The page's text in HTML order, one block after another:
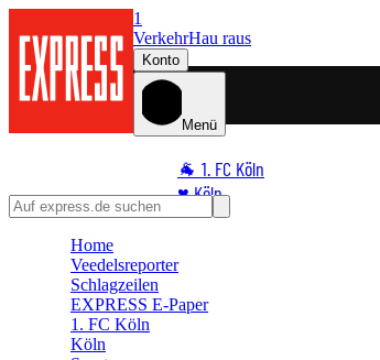
1
VerkehrHau raus
Konto
Menü
🐐 1. FC Köln
♥️ Köln
⭐ Promi
🧩 Spiele
Home
Veedelsreporter
Schlagzeilen
EXPRESS E-Paper
1. FC Köln
Köln